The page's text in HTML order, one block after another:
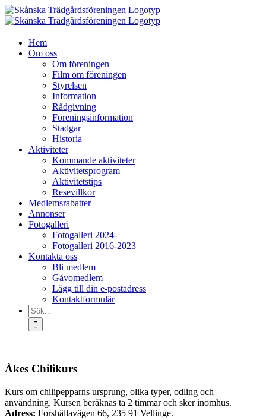
Fortsätt
till
Hem
Om oss
Om föreningen
Film om föreningen
Styrelsen
Information
Rådgivning
Föreningsinformation
Stadgar
Historia
Aktiviteter
Kommande aktiviteter
Aktivitetsprogram
Aktivitetstips
Resevillkor
Medlemsrabatter
Annonser
Fotogalleri
Fotogalleri 2024-
Fotogalleri 2016-2023
Kontakta oss
Bli medlem
Gåvomedlem
Lägg till din e-postadress
Kontaktformulär
Sök
efter:
Åkes Chilikurs
Kurs om chilipepparns ursprung, olika typer, odling och
användning. Kursen beräknas ta 2 timmar och sker inomhus.
Adress: Forshällavägen 66, 235 91 Vellinge.